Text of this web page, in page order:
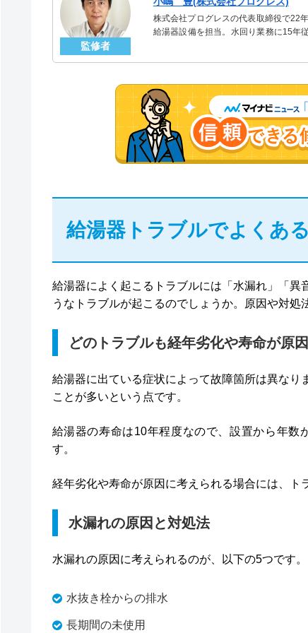
監修者
株式会社プログレスの代表取締役で22
給湯器設備を担当。水回り業務に15年
給湯器トラブルでよくあ
給湯器によく起こるトラブルには「水漏れ」「異
うなトラブルが起こるのでしょうか。原因や対処
どのトラブルも経年劣化や寿命が原
給湯器に出ている症状によって故障箇所は異な
ことが多いという点です。
給湯器の寿命は10年程度なので、設置から年数
す。
経年劣化や寿命が原因に考えられる場合には、ト
水漏れの原因と対処法
水漏れの原因に考えられるのが、以下の5つです。
水抜き栓からの排水
長期間の未使用